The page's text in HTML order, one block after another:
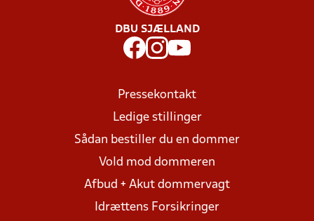
DBU SJÆLLAND
Pressekontakt
Ledige stillinger
Sådan bestiller du en dommer
Vold mod dommeren
Afbud + Akut dommervagt
Idrættens Forsikringer